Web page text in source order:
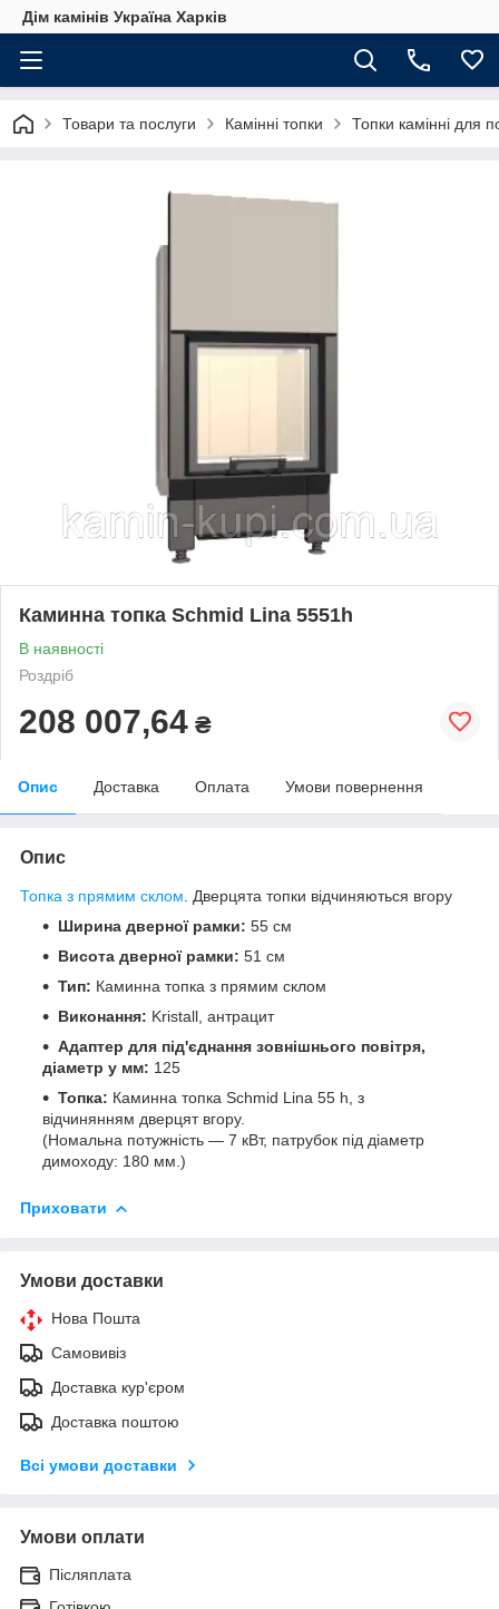
Дім камінів Україна Харків
Товари та послуги Камінні топки Топки камінні для
Каминна топка Schmid Lina 5551h
В наявності
Роздріб
208 007,64 ₴
Опис Доставка Оплата Умови повернення
Опис
Топка з прямим склом . Дверцята топки відчиняються вгору
Ширина дверної рамки: 55 см
Висота дверної рамки: 51 см
Тип: Каминна топка з прямим склом
Виконання: Kristall, антрацит
Адаптер для під'єднання зовнішнього повітря,
діаметр у мм: 125
Топка: Каминна топка Schmid Lina 55 h, з
відчинянням дверцят вгору.
(Номальна потужність — 7 кВт, патрубок під діаметр
димоходу: 180 мм.)
Приховати
Умови доставки
Нова Пошта
Самовивіз
Доставка кур'єром
Доставка поштою
Всі умови доставки
Умови оплати
Післяплата